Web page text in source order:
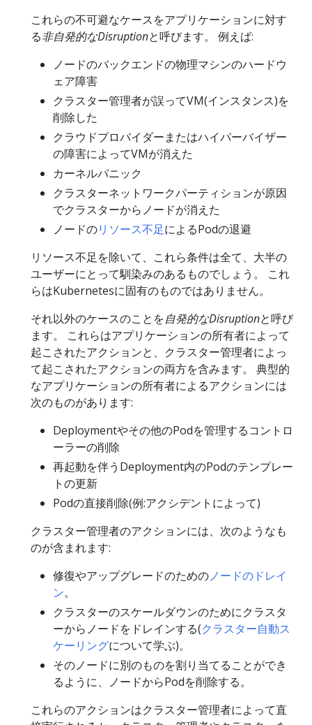
これらの不可避なケースをアプリケーションに対す
る非自発的なDisruptionと呼びます。 例えば:
ノードのバックエンドの物理マシンのハードウ
ェア障害
クラスター管理者が誤ってVM(インスタンス)を
削除した
クラウドプロバイダーまたはハイパーバイザー
の障害によってVMが消えた
カーネルパニック
クラスターネットワークパーティションが原因
でクラスターからノードが消えた
ノードのリソース不足によるPodの退避
リソース不足を除いて、これら条件は全て、大半の
ユーザーにとって馴染みのあるものでしょう。 これ
らはKubernetesに固有のものではありません。
それ以外のケースのことを自発的なDisruptionと呼び
ます。 これらはアプリケーションの所有者によって
起こされたアクションと、クラスター管理者によっ
て起こされたアクションの両方を含みます。 典型的
なアプリケーションの所有者によるアクションには
次のものがあります:
Deploymentやその他のPodを管理するコントロ
ーラーの削除
再起動を伴うDeployment内のPodのテンプレー
トの更新
Podの直接削除(例:アクシデントによって)
クラスター管理者のアクションには、次のようなも
のが含まれます:
修復やアップグレードのためのノードのドレイ
ン。
クラスターのスケールダウンのためにクラスタ
ーからノードをドレインする(クラスター自動ス
ケーリングについて学ぶ)。
そのノードに別のものを割り当てることができ
るように、ノードからPodを削除する。
これらのアクションはクラスター管理者によって直